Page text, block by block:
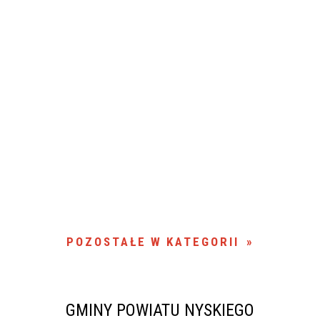
POZOSTAŁE W KATEGORII
GMINY POWIATU NYSKIEGO